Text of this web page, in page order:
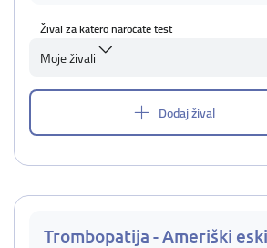
Žival za katero naročate test
Moje živali
Dodaj žival
Trombopatija - Ameriški